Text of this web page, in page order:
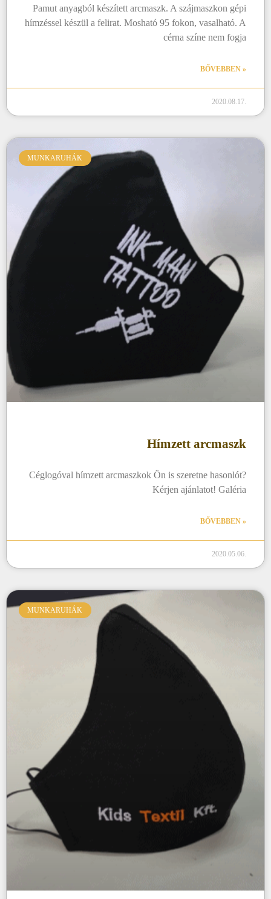
Pamut anyagból készített arcmaszk. A szájmaszkon gépi
hímzéssel készül a felirat. Mosható 95 fokon, vasalható. A
cérna színe nem fogja
BŐVEBBEN »
2020.08.17.
MUNKARUHÁK
Hímzett arcmaszk
Céglogóval hímzett arcmaszkok Ön is szeretne hasonlót?
Kérjen ajánlatot! Galéria
BŐVEBBEN »
2020.05.06.
MUNKARUHÁK